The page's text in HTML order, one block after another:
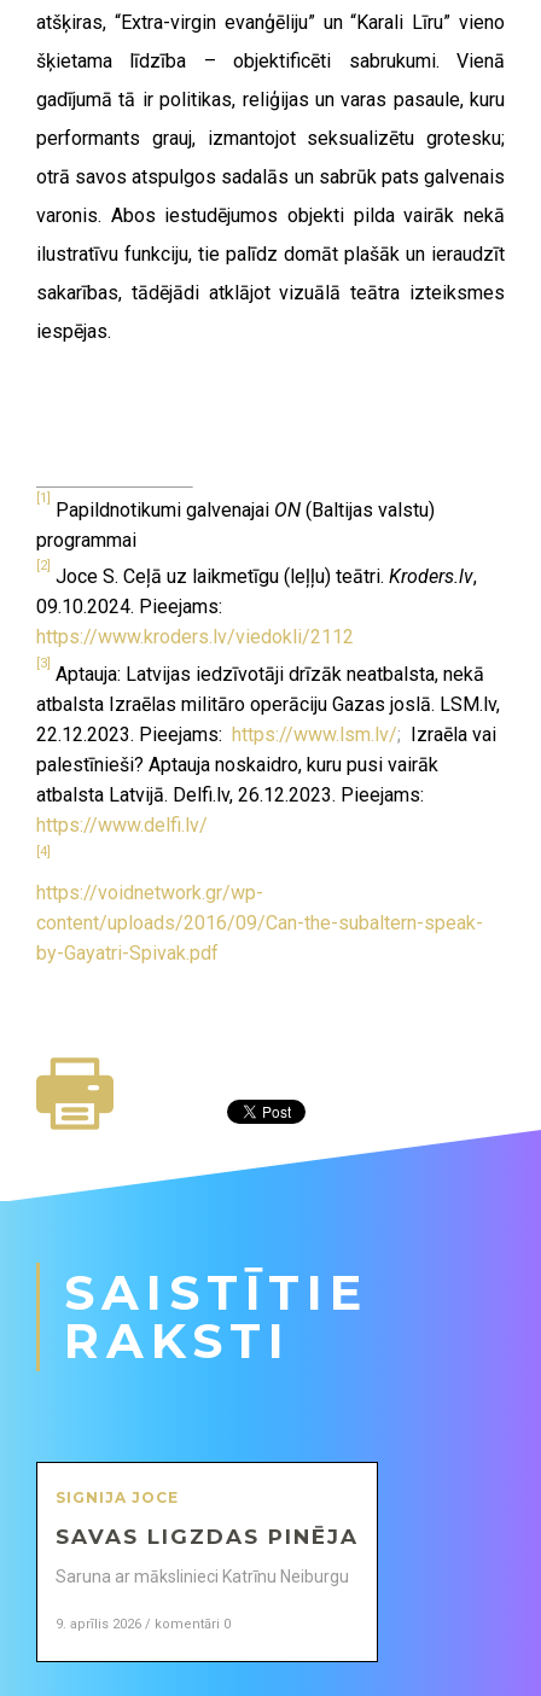
atšķiras, “Extra-virgin evanģēliju” un “Karali Līru” vieno
šķietama līdzība – objektificēti sabrukumi. Vienā
gadījumā tā ir politikas, reliģijas un varas pasaule, kuru
performants grauj, izmantojot seksualizētu grotesku;
otrā savos atspulgos sadalās un sabrūk pats galvenais
varonis. Abos iestudējumos objekti pilda vairāk nekā
ilustratīvu funkciju, tie palīdz domāt plašāk un ieraudzīt
sakarības, tādējādi atklājot vizuālā teātra izteiksmes
iespējas.
[1]
Papildnotikumi galvenajai ON (Baltijas valstu)
programmai
[2]
Joce S. Ceļā uz laikmetīgu (leļļu) teātri. Kroders.lv,
09.10.2024. Pieejams:
https://www.kroders.lv/viedokli/2112
[3]
Aptauja: Latvijas iedzīvotāji drīzāk neatbalsta, nekā
atbalsta Izraēlas militāro operāciju Gazas joslā. LSM.lv,
22.12.2023. Pieejams: https://www.lsm.lv/;
Izraēla vai
palestīnieši? Aptauja noskaidro, kuru pusi vairāk
atbalsta Latvijā. Delfi.lv, 26.12.2023. Pieejams:
https://www.delfi.lv/
[4]
https://voidnetwork.gr/wp-
content/uploads/2016/09/Can-the-subaltern-speak-
by-Gayatri-Spivak.pdf
SAISTĪTIE
RAKSTI
SIGNIJA JOCE
SAVAS LIGZDAS PINĒJA
Saruna ar mākslinieci Katrīnu Neiburgu
9. aprīlis 2026 / komentāri 0